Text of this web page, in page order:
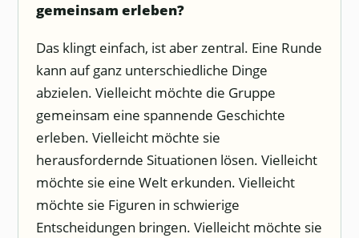
gemeinsam erleben?
Das klingt einfach, ist aber zentral. Eine Runde
kann auf ganz unterschiedliche Dinge
abzielen. Vielleicht möchte die Gruppe
gemeinsam eine spannende Geschichte
erleben. Vielleicht möchte sie
herausfordernde Situationen lösen. Vielleicht
möchte sie eine Welt erkunden. Vielleicht
möchte sie Figuren in schwierige
Entscheidungen bringen. Vielleicht möchte sie